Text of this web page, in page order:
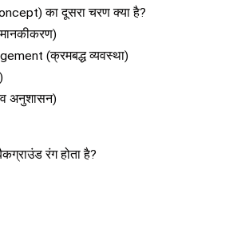
का दूसरा चरण क्या है?
(क्रमबद्ध व्यवस्था)
अनुशासन)
रंग होता है?